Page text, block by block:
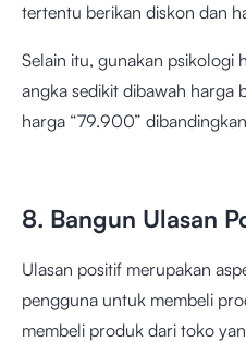
tertentu berikan diskon dan
Selain itu, gunakan psikologi
angka sedikit dibawah harga
harga “79.900”
8. Bangun Ulasan
Ulasan positif merupakan
pengguna untuk membeli
membeli produk dari toko